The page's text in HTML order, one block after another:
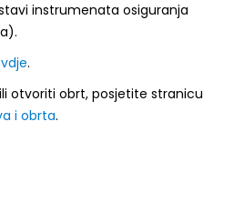
instrumenata osiguranja
.
otvoriti obrt, posjetite stranicu
i obrta.